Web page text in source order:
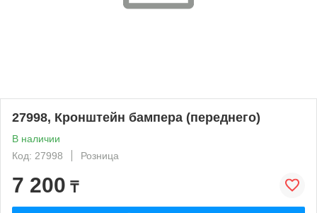
27998, Кронштейн бампера (переднего)
В наличии
Код: 27998
Розница
7 200 ₸